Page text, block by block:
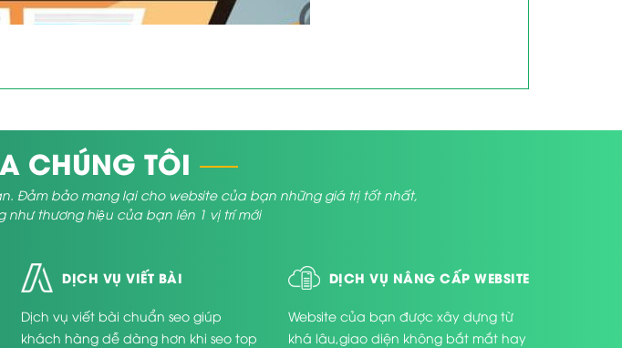
CHÚNG TÔI
Đảm bảo mang lại cho website của bạn những giá trị tốt nhất,
thương hiệu của bạn lên 1 vị trí mới
DỊCH VỤ VIẾT BÀI
Dịch vụ viết bài chuẩn seo giúp
khách hàng dễ dàng hơn khi seo top
DỊCH VỤ NÂNG CẤP WEBSITE
Website của bạn được xây dựng từ
khá lâu,giao diện không bắt mắt hay